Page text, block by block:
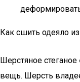
Как сшить одеяло
Шерстяное стеганое
вещь. Шерсть